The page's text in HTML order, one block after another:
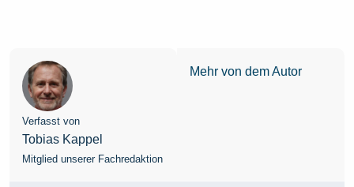
Verfasst von
Tobias Kappel
Mitglied unserer Fachredaktion
Mehr von dem Autor